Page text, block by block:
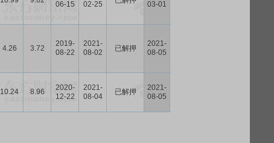
06-15
02-25
03-01
4.26 3.72
2019-
08-22
2021-
08-02
已解押
2021-
08-05
10.24 8.96
2020-
12-22
2021-
08-04
已解押
2021-
08-05